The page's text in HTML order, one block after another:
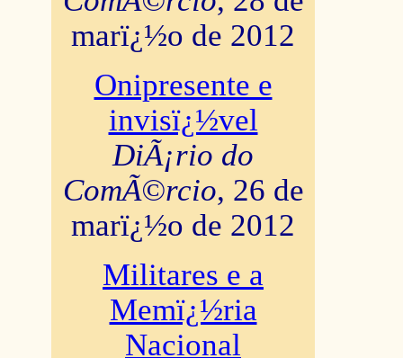
marï¿½o de 2012
Onipresente e
invisï¿½vel
DiÃ¡rio do
ComÃ©rcio, 26 de
marï¿½o de 2012
Militares e a
Memï¿½ria
Nacional